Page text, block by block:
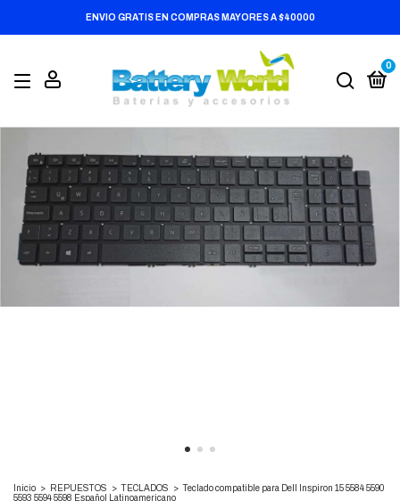
ENVIO GRATIS EN COMPRAS MAYORES A $40000
0
Inicio > REPUESTOS > TECLADOS > Teclado compatible para Dell Inspiron 15 5584 5590
5593 5594 5598 Español Latinoamericano